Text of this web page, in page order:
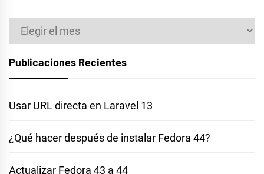
Archivos
Publicaciones Recientes
Usar URL directa en Laravel 13
¿Qué hacer después de instalar Fedora 44?
Actualizar Fedora 43 a 44